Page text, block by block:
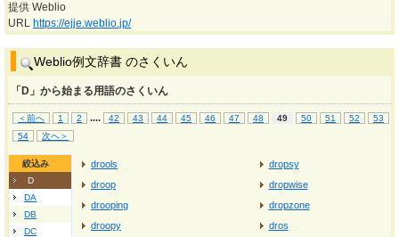
提供 Weblio
URL https://ejje.weblio.jp/
Weblio例文辞書 のさくいん
「D」から始まる用語のさくいん
＜前へ 1 2 .... 42 43 44 45 46 47 48 49 50 51 52
53
54
次へ＞
絞込み
D
DA
DB
DC
drools
droop
drooping
droopy
dropsy
dropwise
dropzone
dros